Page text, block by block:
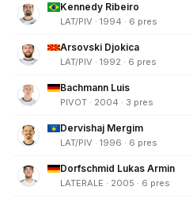
Kennedy Ribeiro
LAT/PIV · 1994 · 6 pres
Arsovski Djokica
LAT/PIV · 1992 · 6 pres
Bachmann Luis
PIVOT · 2004 · 3 pres
Dervishaj Mergim
LAT/PIV · 1996 · 6 pres
Dorfschmid Lukas Armin
LATERALE · 2005 · 6 pres